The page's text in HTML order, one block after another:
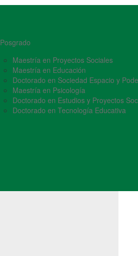
Posgrado
Maestría en Proyectos Sociales
Maestría en Educación
Doctorado en Sociedad Espacio y
Maestría en Psicología
Doctorado en Estudios y Proyectos
Doctorado en Tecnología Educativa